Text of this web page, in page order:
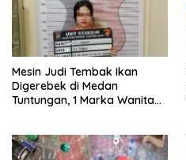
Mesin Judi Tembak Ikan
Digerebek di Medan
Tuntungan, 1 Marka Wanita